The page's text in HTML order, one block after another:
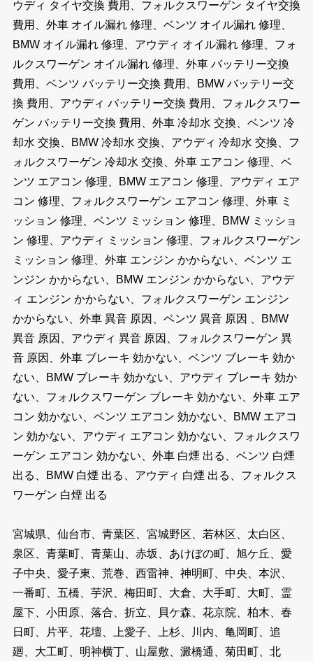
ウディ タイヤ交換 費用、フォルクスワーゲン タイヤ交換
費用、外車 オイル漏れ 修理、ベンツ オイル漏れ 修理、
BMW オイル漏れ 修理、アウディ オイル漏れ 修理、フォ
ルクスワーゲン オイル漏れ 修理、外車 バッテリー交換
費用、ベンツ バッテリー交換 費用、BMW バッテリー交
換 費用、アウディ バッテリー交換 費用、フォルクスワー
ゲン バッテリー交換 費用、外車 冷却水 交換、ベンツ 冷
却水 交換、BMW 冷却水 交換、アウディ 冷却水 交換、フ
ォルクスワーゲン 冷却水 交換、外車 エアコン 修理、ベ
ンツ エアコン 修理、BMW エアコン 修理、アウディ エア
コン 修理、フォルクスワーゲン エアコン 修理、外車 ミ
ッション 修理、ベンツ ミッション 修理、BMW ミッショ
ン 修理、アウディ ミッション 修理、フォルクスワーゲン
ミッション 修理、外車 エンジン かからない、ベンツ エ
ンジン かからない、BMW エンジン かからない、アウデ
ィ エンジン かからない、フォルクスワーゲン エンジン
かからない、外車 異音 原因、ベンツ 異音 原因 、BMW
異音 原因、アウディ 異音 原因、フォルクスワーゲン 異
音 原因、外車 ブレーキ 効かない、ベンツ ブレーキ 効か
ない、BMW ブレーキ 効かない、アウディ ブレーキ 効か
ない、フォルクスワーゲン ブレーキ 効かない、外車 エア
コン 効かない、ベンツ エアコン 効かない、BMW エアコ
ン 効かない、アウディ エアコン 効かない、フォルクスワ
ーゲン エアコン 効かない、外車 白煙 出る、ベンツ 白煙
出る、BMW 白煙 出る、アウディ 白煙 出る、フォルクス
ワーゲン 白煙 出る
宮城県、仙台市、青葉区、宮城野区、若林区、太白区、
泉区、青葉町、青葉山、赤坂、あけぼの町、旭ケ丘、愛
子中央、愛子東、荒巻、西雷神、神明町、中央、本沢、
一番町、五橋、芋沢、梅田町、大倉、大手町、大町、霊
屋下、小田原、落合、折立、貝ケ森、花京院、柏木、春
日町、片平、花壇、上愛子、上杉、川内、亀岡町、追
廻、大工町、明神横丁、山屋敷、澱橋通、菊田町、北